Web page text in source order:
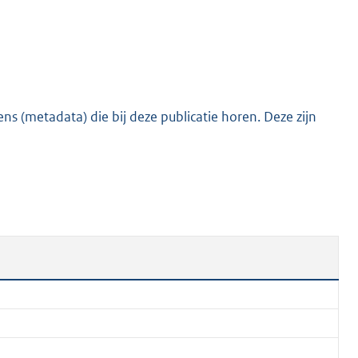
(metadata) die bij deze publicatie horen. Deze zijn